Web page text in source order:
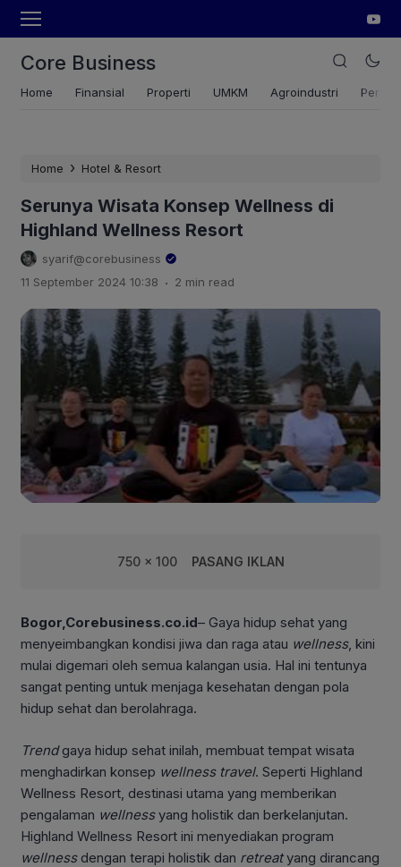
Core Business
Home Finansial Properti UMKM Agroindustri
Home › Hotel & Resort
Serunya Wisata Konsep Wellness di
Highland Wellness Resort
syarif@corebusiness
11 September 2024 10:38 . 2 min read
750 x 100 PASANG IKLAN
Bogor,Corebusiness.co.id– Gaya hidup sehat yang
menyeimbangkan kondisi jiwa dan raga atau wellness, kini
mulai digemari oleh semua kalangan usia. Hal ini tentunya
sangat penting untuk menjaga kesehatan dengan pola
hidup sehat dan berolahraga.
Trendgaya hidup sehat inilah, membuat tempat wisata
menghadirkan konsep wellness travel. Seperti Highland
Wellness Resort, destinasi utama yang memberikan
pengalaman wellnessyang holistik dan berkelanjutan.
Highland Wellness Resort ini menyediakan program
wellnessdengan terapi holistik dan retreatyang dirancang